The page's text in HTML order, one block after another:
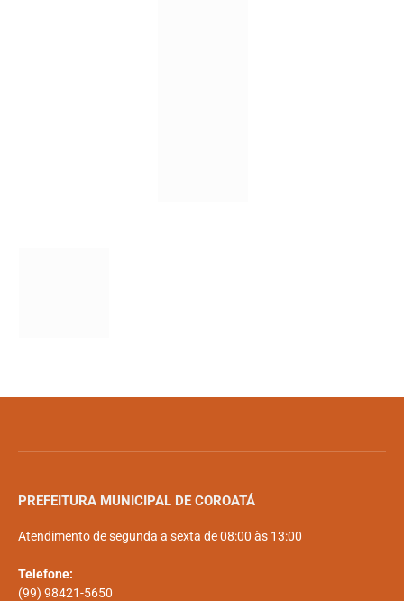
PREFEITURA MUNICIPAL DE COROATÁ
Atendimento de segunda a sexta de 08:00 às 13:00
Telefone:
(99) 98421-5650